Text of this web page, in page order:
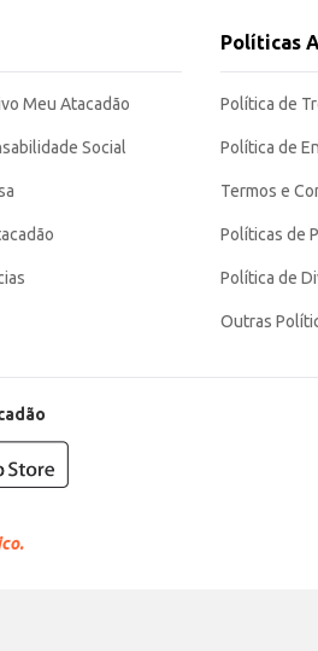
Meu Atacadão
Social
Políticas
Política de
Política de
Termos e
Políticas de
Política de
Outras